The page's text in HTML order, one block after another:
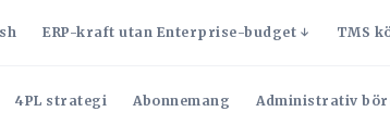
ERP-kraft utan Enterprise-budget TMS
4PL strategi Abonnemang Administrativ